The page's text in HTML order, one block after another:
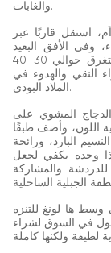
والغابات.
استقل قاربًا عبر
وفي الأفق البعيد
أصداء أجراس المعبد. رحلة تسلق الجبال التي تستغرق حوالي 30–40
النقي والهدوء في
الملاذ البوذي.
المشوي على
اللون، وأضف طبقًا
البارد، ورائحة
وحده يكفي لجعل
والمشاركة
ها لونغ للتنزه
في السوق لشراء